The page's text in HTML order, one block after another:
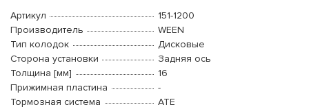
Артикул
151-1200
Производитель
WEEN
Тип колодок
Дисковые
Сторона установки
Задняя ось
Толщина [мм]
16
Прижимная пластина
-
Тормозная система
ATE